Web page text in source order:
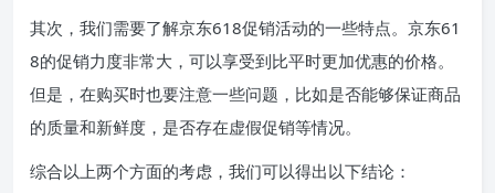
其次，我们需要了解京东618促销活动的一些特点。京东61
8的促销力度非常大，可以享受到比平时更加优惠的价格。
但是，在购买时也要注意一些问题，比如是否能够保证商品
的质量和新鲜度，是否存在虚假促销等情况。
综合以上两个方面的考虑，我们可以得出以下结论：